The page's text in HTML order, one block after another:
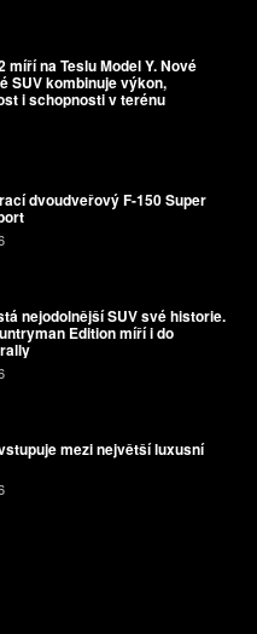
míří na Teslu Model Y. Nové
SUV kombinuje výkon,
i schopnosti v terénu
dvoudveřový F-150 Super
nejodolnější SUV své historie.
Edition míří i do
mezi největší luxusní